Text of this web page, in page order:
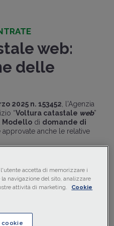
web:
delle
2025 n. 153452, l'Agenzia
“Voltura catastale web”
Modellodi domande di
approvate anche le relative
l'utente accetta di memorizzare i
navigazione del sito, analizzare
attività di marketing.
Cookie
cookie